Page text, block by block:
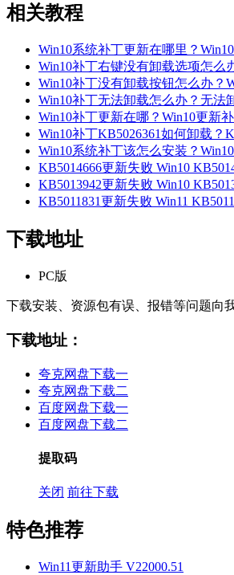
相关教程
Win10系统补丁更新在哪里？
Win10补丁右键没有卸载选项怎么
Win10补丁没有卸载按钮怎么办？
Win10补丁无法卸载怎么办？无法
Win10补丁更新在哪？Win10更新
Win10补丁KB5026361如何卸载？
Win10系统补丁该怎么安装？
KB5014666更新失败 Win10
KB5013942更新失败 Win10
KB5011831更新失败 Win11
下载地址
PC版
下载安装、资源包有误、报错等问题向
下载地址：
夸克网盘下载一
夸克网盘下载二
百度网盘下载一
百度网盘下载二
提取码
关闭 前往下载
特色推荐
Win11更新助手 V22000.51